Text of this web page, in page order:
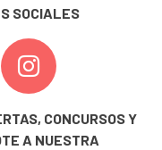
SOCIALES
CONCURSOS Y
A NUESTRA